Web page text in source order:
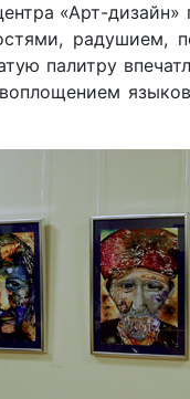
«Арт-
палитру